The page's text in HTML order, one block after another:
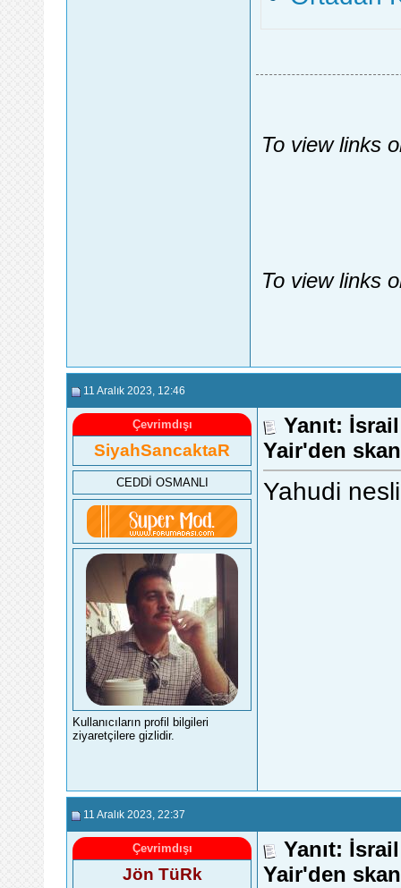
To view links
To view links
11 Aralık 2023 , 12:46
Çevrimdışı
SiyahSancaktaR
CEDDİ OSMANLI
Kullanıcıların profil bilgileri
ziyaretçilere gizlidir.
Yanıt:
Yair'den
Yahudi
11 Aralık 2023 , 22:37
Çevrimdışı
Jön TüRk
Yanıt:
Yair'den